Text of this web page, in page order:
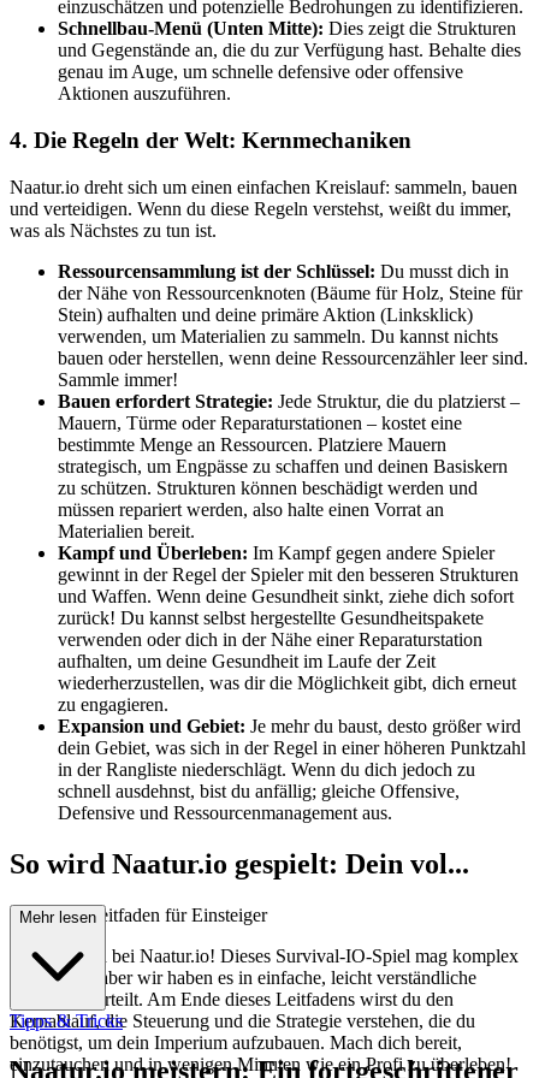
einzuschätzen und potenzielle Bedrohungen zu identifizieren.
Schnellbau-Menü (Unten Mitte): Dies zeigt die Strukturen
und Gegenstände an, die du zur Verfügung hast. Behalte dies
genau im Auge, um schnelle defensive oder offensive
Aktionen auszuführen.
4. Die Regeln der Welt: Kernmechaniken
Naatur.io dreht sich um einen einfachen Kreislauf: sammeln, bauen
und verteidigen. Wenn du diese Regeln verstehst, weißt du immer,
was als Nächstes zu tun ist.
Ressourcensammlung ist der Schlüssel: Du musst dich in
der Nähe von Ressourcenknoten (Bäume für Holz, Steine für
Stein) aufhalten und deine primäre Aktion (Linksklick)
verwenden, um Materialien zu sammeln. Du kannst nichts
bauen oder herstellen, wenn deine Ressourcenzähler leer sind.
Sammle immer!
Bauen erfordert Strategie: Jede Struktur, die du platzierst –
Mauern, Türme oder Reparaturstationen – kostet eine
bestimmte Menge an Ressourcen. Platziere Mauern
strategisch, um Engpässe zu schaffen und deinen Basiskern
zu schützen. Strukturen können beschädigt werden und
müssen repariert werden, also halte einen Vorrat an
Materialien bereit.
Kampf und Überleben: Im Kampf gegen andere Spieler
gewinnt in der Regel der Spieler mit den besseren Strukturen
und Waffen. Wenn deine Gesundheit sinkt, ziehe dich sofort
zurück! Du kannst selbst hergestellte Gesundheitspakete
verwenden oder dich in der Nähe einer Reparaturstation
aufhalten, um deine Gesundheit im Laufe der Zeit
wiederherzustellen, was dir die Möglichkeit gibt, dich erneut
zu engagieren.
Expansion und Gebiet: Je mehr du baust, desto größer wird
dein Gebiet, was sich in der Regel in einer höheren Punktzahl
in der Rangliste niederschlägt. Wenn du dich jedoch zu
schnell ausdehnst, bist du anfällig; gleiche Offensive,
Defensive und Ressourcenmanagement aus.
So wird Naatur.io gespielt: Dein vol...
lständiger Leitfaden für Einsteiger
Willkommen bei Naatur.io! Dieses Survival-IO-Spiel mag komplex
erscheinen, aber wir haben es in einfache, leicht verständliche
Schritte unterteilt. Am Ende dieses Leitfadens wirst du den
Kernablauf, die Steuerung und die Strategie verstehen, die du
benötigst, um dein Imperium aufzubauen. Mach dich bereit,
einzutauchen und in wenigen Minuten wie ein Profi zu überleben!
Mehr lesen
Tipps & Tricks
Naatur.io meistern: Ein fortgeschrittener